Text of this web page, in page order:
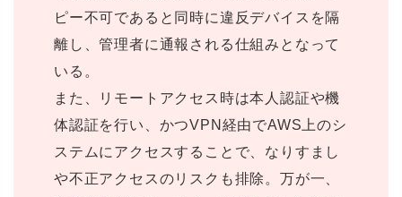
ピー不可であると同時に違反デバイスを隔
離し、管理者に通報される仕組みとなって
いる。
また、リモートアクセス時は本人認証や機
体認証を行い、かつVPN経由でAWS上のシ
ステムにアクセスすることで、なりすまし
や不正アクセスのリスクも排除。万が一、